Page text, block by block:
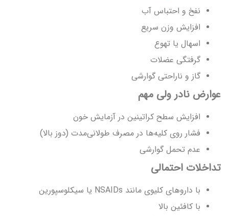
نفخ و احتباس آب
افزایش وزن سریع
اسهال یا تهوع
گرفتگی عضلات
گاز و ناراحتی گوارشی
عوارض نادر ولی مهم
افزایش سطح کراتینین در آزمایش خون
فشار روی کلیه‌ها در مصرف طولانی‌مدت (دوز بالا)
عدم تحمل گوارشی
تداخلات احتمالی
با داروهای کلیوی مانند NSAIDs یا سیکلوسپورین
با کافئین بالا